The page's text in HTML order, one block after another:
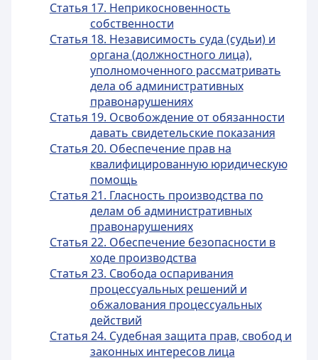
Статья 17. Неприкосновенность
собственности
Статья 18. Независимость суда (судьи) и
органа (должностного лица),
уполномоченного рассматривать
дела об административных
правонарушениях
Статья 19. Освобождение от обязанности
давать свидетельские показания
Статья 20. Обеспечение прав на
квалифицированную юридическую
помощь
Статья 21. Гласность производства по
делам об административных
правонарушениях
Статья 22. Обеспечение безопасности в
ходе производства
Статья 23. Свобода оспаривания
процессуальных решений и
обжалования процессуальных
действий
Статья 24. Судебная защита прав, свобод и
законных интересов лица